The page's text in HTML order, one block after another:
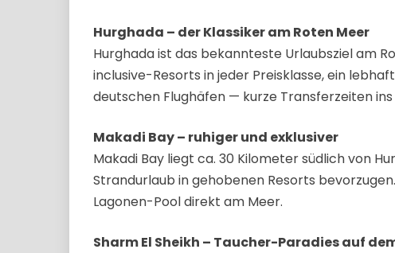
Hurghada – der Klassiker am Roten Meer
Hurghada ist das bekannteste Urlaubsziel am
inclusive-Resorts in jeder Preisklasse, ein
deutschen Flughäfen — kurze Transferzeiten ins
Makadi Bay – ruhiger und exklusiver
Makadi Bay liegt ca. 30 Kilometer südlich von
Strandurlaub in gehobenen Resorts
Lagonen-Pool direkt am Meer.
Sharm El Sheikh – Taucher-Paradies auf